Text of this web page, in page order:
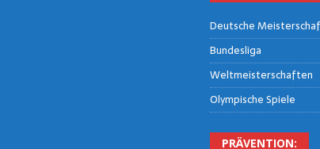
Deut­sche
Bun­des­li­ga
Welt­meis­ter­schaf­ten
Olym­pi­sche Spiele
PRÄ­VEN­TI­ON: